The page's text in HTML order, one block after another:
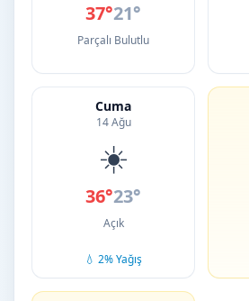
37°21°
Parçalı Bulutlu
Cuma
14 Ağu
☀️
36°23°
Açık
💧 2% Yağış